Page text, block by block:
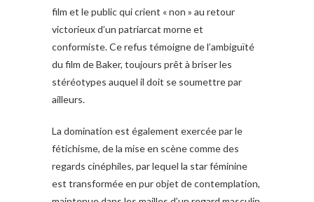
film et le public qui crient « non » au retour
victorieux d’un patriarcat morne et
conformiste. Ce refus témoigne de l’ambiguïté
du film de Baker, toujours prêt à briser les
stéréotypes auquel il doit se soumettre par
ailleurs.
La domination est également exercée par le
fétichisme, de la mise en scène comme des
regards cinéphiles, par lequel la star féminine
est transformée en pur objet de contemplation,